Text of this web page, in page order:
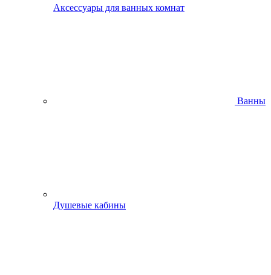
Аксессуары для ванных комнат
Ванны
Душевые кабины